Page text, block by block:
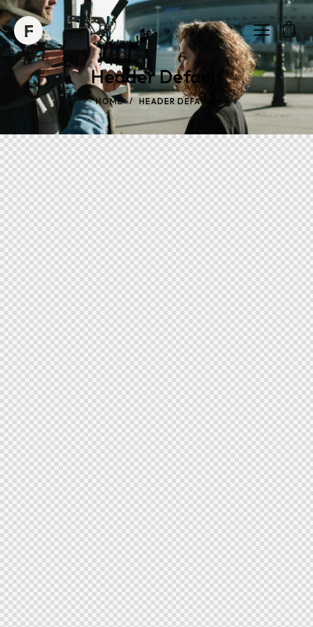
0
Header Default
HOME HEADER DEFAULT